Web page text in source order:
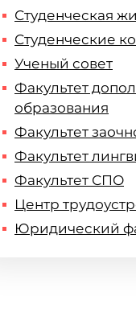
Студенческая
Студенческие
Ученый совет
Факультет
образования
Факультет
Факультет
Факультет СПО
Центр
Юридический